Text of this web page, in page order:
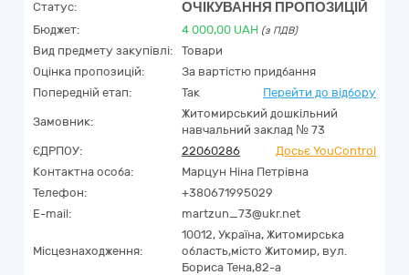
Статус: ОЧІКУВАННЯ ПРОПОЗИЦІЙ
Бюджет: 4 000,00 UAH (з ПДВ)
Вид предмету закупівлі:
Товари
Оцінка пропозицій:
За вартістю придбання
Попередній етап:
Так Перейти до відбору
Замовник:
Житомирський дошкільний
навчальний заклад № 73
ЄДРПОУ:
22060286
Досьє YouControl
Контактна особа:
Марцун Ніна Петрівна
Телефон:
+380671995029
E-mail:
martzun_73@ukr.net
Місцезнаходження:
10012, Україна, Житомирська
область,місто Житомир, вул.
Бориса Тена,82-а